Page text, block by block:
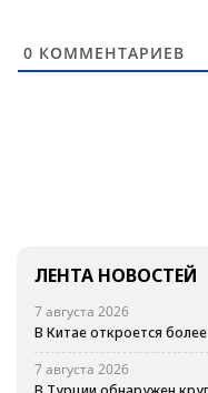
0 КОММЕНТАРИЕВ
ЛЕНТА НОВОСТЕЙ
7 августа 2026
В Китае откроется
7 августа 2026